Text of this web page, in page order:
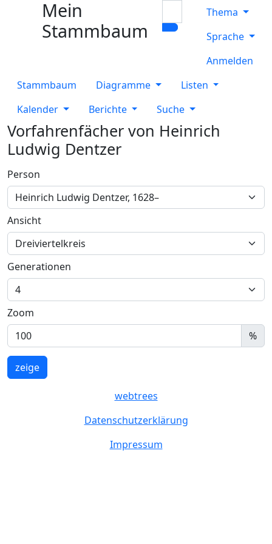
Weiter zu Hauptseite
Mein
Stammbaum
Thema
Sprache
Anmelden
Stammbaum
Diagramme
Listen
Kalender
Berichte Suche
Vorfahrenfächer von Heinrich
Ludwig Dentzer
Person
Ansicht
Generationen
Zoom
%
webtrees
Datenschutzerklärung
Impressum